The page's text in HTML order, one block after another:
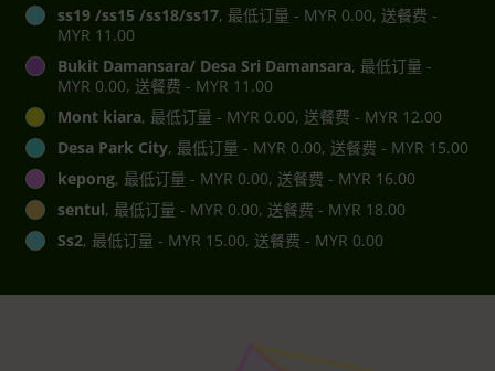
ss19 /ss15 /ss18/ss17, 最低订量 - MYR 0.00, 送餐费 -
MYR 11.00
Bukit Damansara/ Desa Sri Damansara, 最低订量 -
MYR 0.00, 送餐费 - MYR 11.00
Mont kiara, 最低订量 - MYR 0.00, 送餐费 - MYR 12.00
Desa Park City, 最低订量 - MYR 0.00, 送餐费 - MYR 15.00
kepong, 最低订量 - MYR 0.00, 送餐费 - MYR 16.00
sentul, 最低订量 - MYR 0.00, 送餐费 - MYR 18.00
Ss2, 最低订量 - MYR 15.00, 送餐费 - MYR 0.00